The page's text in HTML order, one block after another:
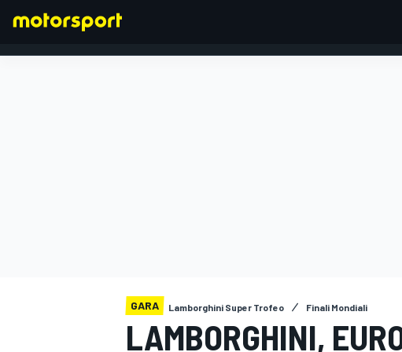
GARA Lamborghini Super Trofeo Finali Mondiali
LAMBORGHINI,